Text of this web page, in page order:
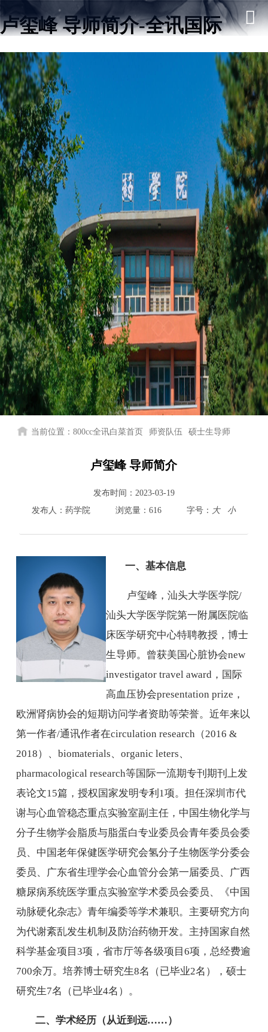
卢玺峰 导师简介-全讯国际
800cc全讯白菜首页
科学研究
本科教学
平台建设
学生园地
交流合作
当前位置：800cc全讯白菜首页 师资队伍 硕士生导师
卢玺峰 导师简介
发布时间： 2023-03-19
发布人：药学院 浏览量：616 字号： 大 小
一、基本信息
卢玺峰，汕头大学医学院/
汕头大学医学院第一附属医院临
床医学研究中心特聘教授，博士
生导师。曾获美国心脏协会new
investigator travel award ，国际
高血压协会presentation prize ，
欧洲肾病协会的短期访问学者资助等荣誉。近年来以
第一作者/通讯作者在circulation research （2016 &
2018）、biomaterials、organic leters、
pharmacological research等国际一流期专刊期刊上发
表论文15篇，授权国家发明专利 1项。担任深圳市代
谢与心血管稳态重点实验室副主任，中国生物化学与
分子生物学会脂质与脂蛋白专业委员会青年委员会委
员、中国老年保健医学研究会氢分子生物医学分委会
委员、广东省生理学会心血管分会第一届委员、广西
糖尿病系统医学重点实验室学术委员会委员、《中国
动脉硬化杂志》青年编委等学术兼职。主要研究方向
为代谢紊乱发生机制及防治药物开发。主持国家自然
科学基金项目3项，省市厅等各级项目6项，总经费逾
700余万。培养博士研究生8名（已毕业2名），硕士
研究生7名（已毕业4名）。
二、学术经历（从近到远……）